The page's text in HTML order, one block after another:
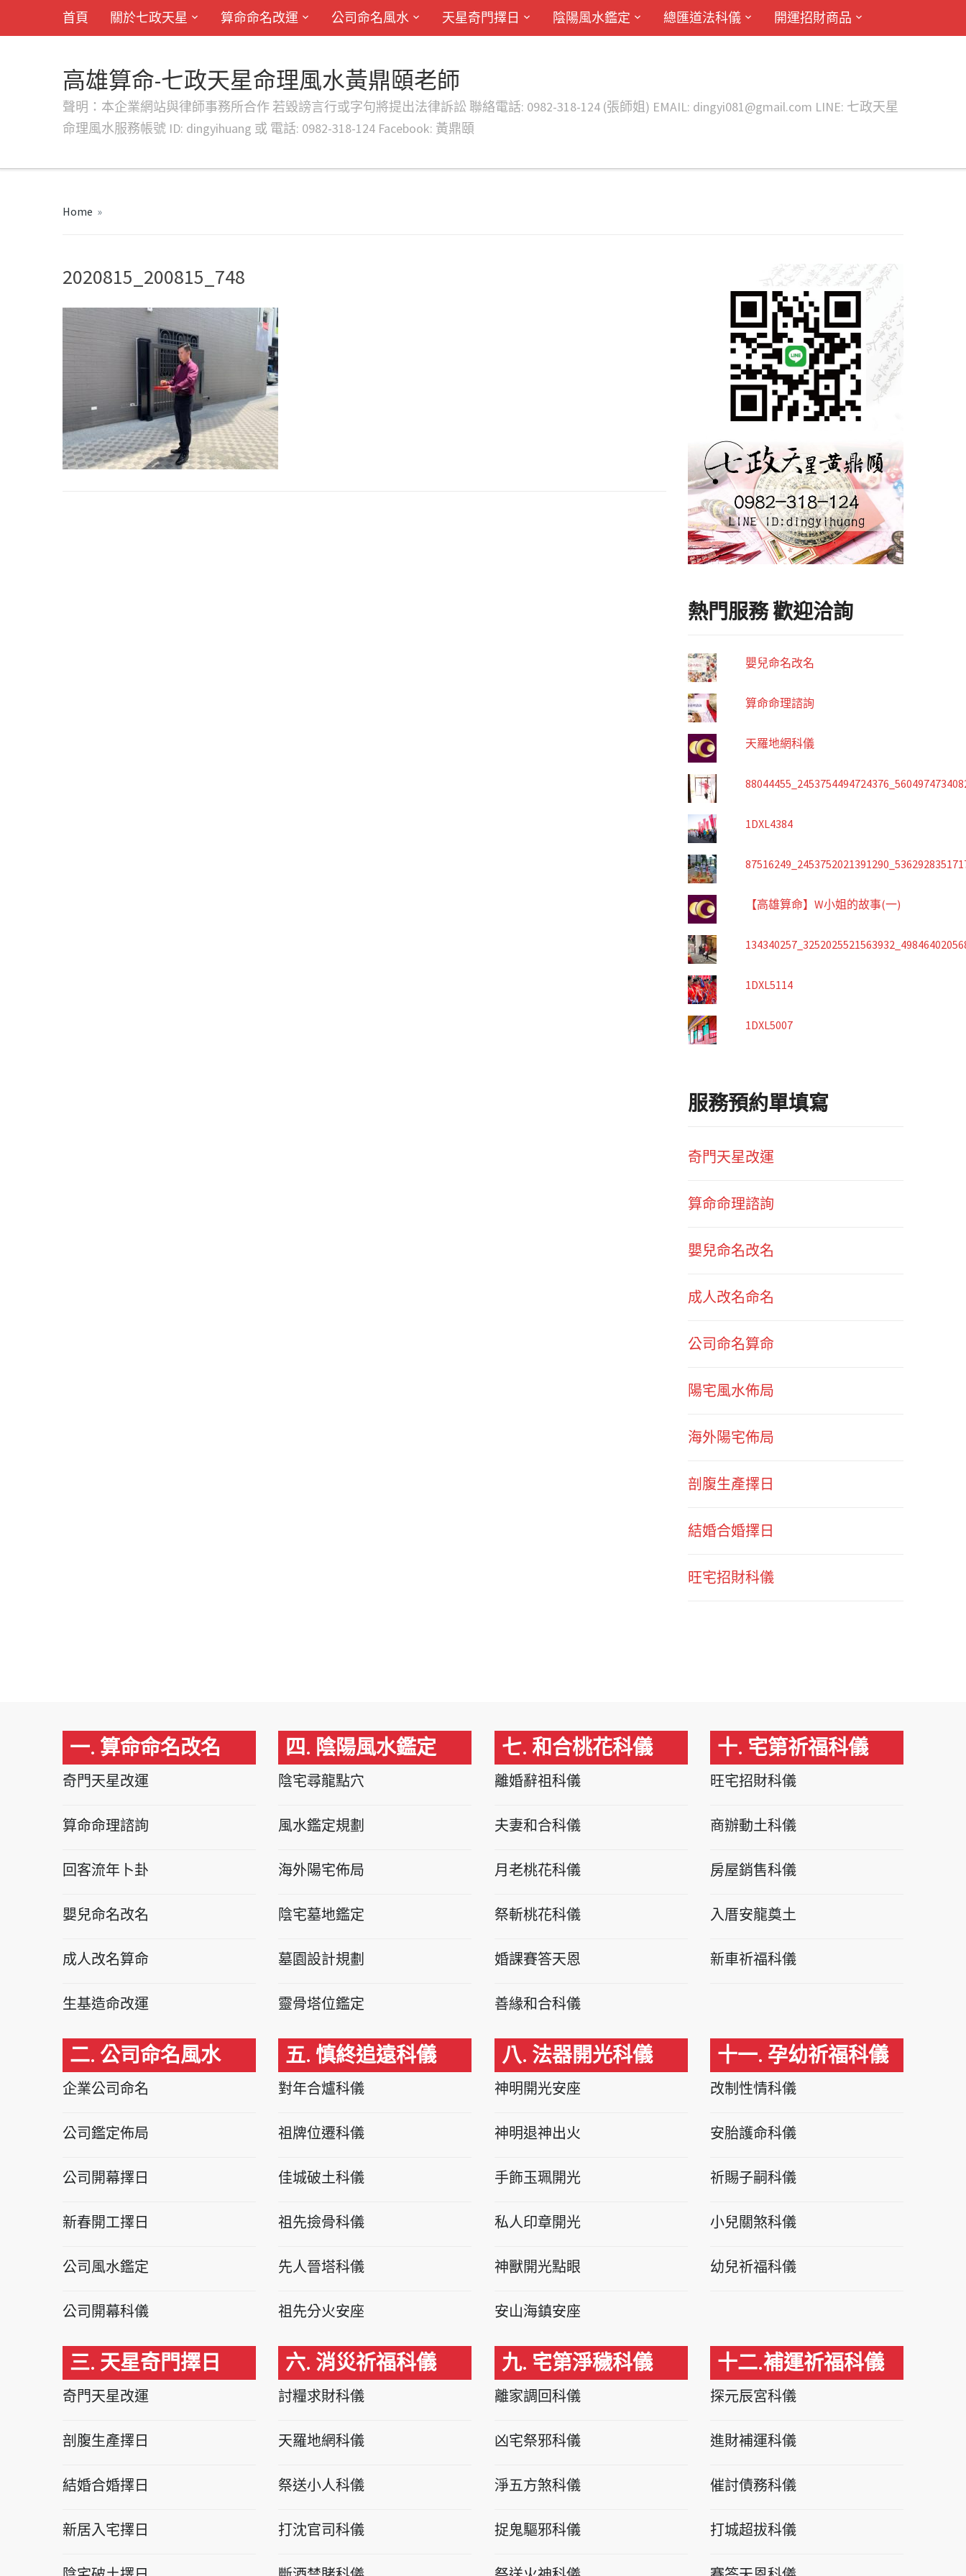
首頁 關於七政天星 算命命名改運 公司命名風水 天星奇門擇日 陰陽風水鑑定 總匯道法科儀 開運招財商品
高雄算命-七政天星命理風水黃鼎頤老師
聲明：本企業網站與律師事務所合作 若毀謗言行或字句將提出法律訴訟 聯絡電話: 0982-318-124 (張師姐) EMAIL: dingyi081@gmail.com LINE: 七政天星
命理風水服務帳號 ID: dingyihuang 或 電話: 0982-318-124 Facebook: 黃鼎頤
Home »
2020815_200815_748
熱門服務 歡迎洽詢
嬰兒命名改名
算命命理諮詢
天羅地網科儀
1DXL4384
【高雄算命】W小姐的故事(一)
1DXL5114
1DXL5007
服務預約單填寫
奇門天星改運
算命命理諮詢
嬰兒命名改名
成人改名命名
公司命名算命
陽宅風水佈局
海外陽宅佈局
剖腹生產擇日
結婚合婚擇日
旺宅招財科儀
一. 算命命名改名
奇門天星改運
算命命理諮詢
回客流年卜卦
嬰兒命名改名
成人改名算命
生基造命改運
二. 公司命名風水
企業公司命名
公司鑑定佈局
公司開幕擇日
新春開工擇日
公司風水鑑定
公司開幕科儀
三. 天星奇門擇日
奇門天星改運
剖腹生產擇日
結婚合婚擇日
新居入宅擇日
四. 陰陽風水鑑定
陰宅尋龍點穴
風水鑑定規劃
海外陽宅佈局
陰宅墓地鑑定
墓園設計規劃
靈骨塔位鑑定
五. 慎終追遠科儀
對年合爐科儀
祖牌位遷科儀
佳城破土科儀
祖先撿骨科儀
先人晉塔科儀
祖先分火安座
六. 消災祈福科儀
討糧求財科儀
天羅地網科儀
祭送小人科儀
打沈官司科儀
七. 和合桃花科儀
離婚辭祖科儀
夫妻和合科儀
月老桃花科儀
祭斬桃花科儀
婚課賽答天恩
善緣和合科儀
八. 法器開光科儀
神明開光安座
神明退神出火
手飾玉珮開光
私人印章開光
神獸開光點眼
安山海鎮安座
九. 宅第淨穢科儀
離家調回科儀
凶宅祭邪科儀
淨五方煞科儀
捉鬼驅邪科儀
十. 宅第祈福科儀
旺宅招財科儀
商辦動土科儀
房屋銷售科儀
入厝安龍奠土
新車祈福科儀
十一. 孕幼祈福科儀
改制性情科儀
安胎護命科儀
祈賜子嗣科儀
小兒關煞科儀
幼兒祈福科儀
十二.補運祈福科儀
探元辰宮科儀
進財補運科儀
催討債務科儀
打城超拔科儀